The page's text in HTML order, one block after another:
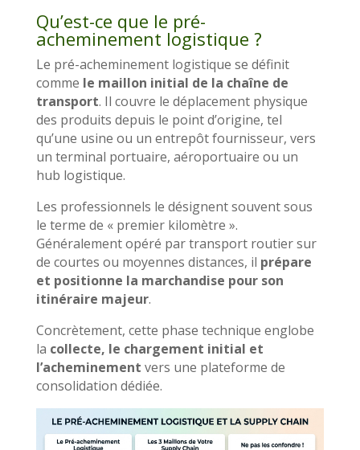
Qu’est-ce que le pré-
acheminement logistique ?
Le pré-acheminement logistique se définit
comme le maillon initial de la chaîne de
transport. Il couvre le déplacement physique
des produits depuis le point d’origine, tel
qu’une usine ou un entrepôt fournisseur, vers
un terminal portuaire, aéroportuaire ou un
hub logistique.
Les professionnels le désignent souvent sous
le terme de « premier kilomètre ».
Généralement opéré par transport routier sur
de courtes ou moyennes distances, il prépare
et positionne la marchandise pour son
itinéraire majeur.
Concrètement, cette phase technique englobe
la collecte, le chargement initial et
l’acheminement vers une plateforme de
consolidation dédiée.